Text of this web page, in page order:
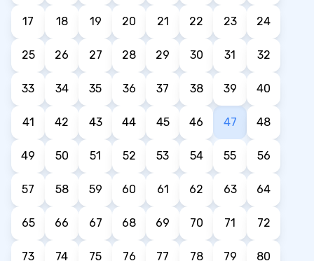
17 18 19 20 21 22 23 24
25 26 27 28 29 30 31 32
33 34 35 36 37 38 39 40
41 42 43 44 45 46 47 48
49 50 51 52 53 54 55 56
57 58 59 60 61 62 63 64
65 66 67 68 69 70 71 72
73 74 75 76 77 78 79 80